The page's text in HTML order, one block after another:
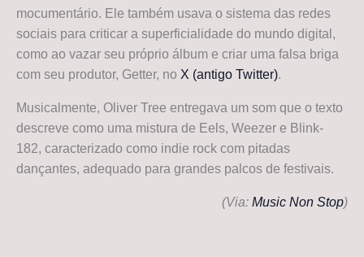
mocumentário. Ele também usava o sistema das redes
sociais para criticar a superficialidade do mundo digital,
como ao vazar seu próprio álbum e criar uma falsa briga
com seu produtor, Getter, no X (antigo Twitter).
Musicalmente, Oliver Tree entregava um som que o texto
descreve como uma mistura de Eels, Weezer e Blink-
182, caracterizado como indie rock com pitadas
dançantes, adequado para grandes palcos de festivais.
(Via: Music Non Stop)